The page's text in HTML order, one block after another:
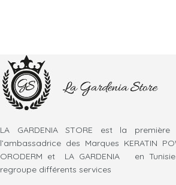
LA GARDENIA STORE est la
l’ambassadrice des Marques KERATIN
ORODERM et LA GARDENIA en
regroupe différents services